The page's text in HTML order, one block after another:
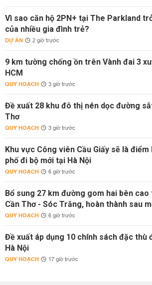
Vì sao căn hộ 2PN+ tại The Parkland
của nhiều gia đình trẻ?
DỰ ÁN 2 giờ trước
9 km tường chống ồn trên Vành đai 3
HCM
QUY HOẠCH 3 giờ trước
Đề xuất 28 khu đô thị nén dọc đường
Thơ
QUY HOẠCH 3 giờ trước
Khu vực Công viên Cầu Giấy sẽ là điểm
phố đi bộ mới tại Hà Nội
QUY HOẠCH 6 giờ trước
Bổ sung 27 km đường gom hai bên cao
Cần Thơ - Sóc Trăng, hoàn thành sau
QUY HOẠCH 6 giờ trước
Đề xuất áp dụng 10 chính sách đặc thù
Hà Nội
QUY HOẠCH 17 giờ trước